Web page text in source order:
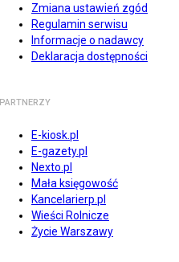
Zmiana ustawień zgód
Regulamin serwisu
Informacje o nadawcy
Deklaracja dostępności
PARTNERZY
E-kiosk.pl
E-gazety.pl
Nexto.pl
Mała księgowość
Kancelarierp.pl
Wieści Rolnicze
Życie Warszawy